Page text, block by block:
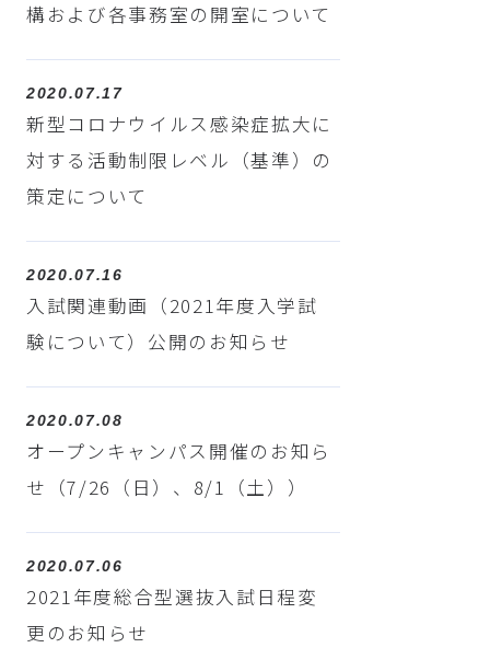
構および各事務室の開室について
2020.07.17
新型コロナウイルス感染症拡大に
対する活動制限レベル（基準）の
策定について
2020.07.16
入試関連動画（2021年度入学試
験について）公開のお知らせ
2020.07.08
オープンキャンパス開催のお知ら
せ（7/26（日）、8/1（土））
2020.07.06
2021年度総合型選抜入試日程変
更のお知らせ